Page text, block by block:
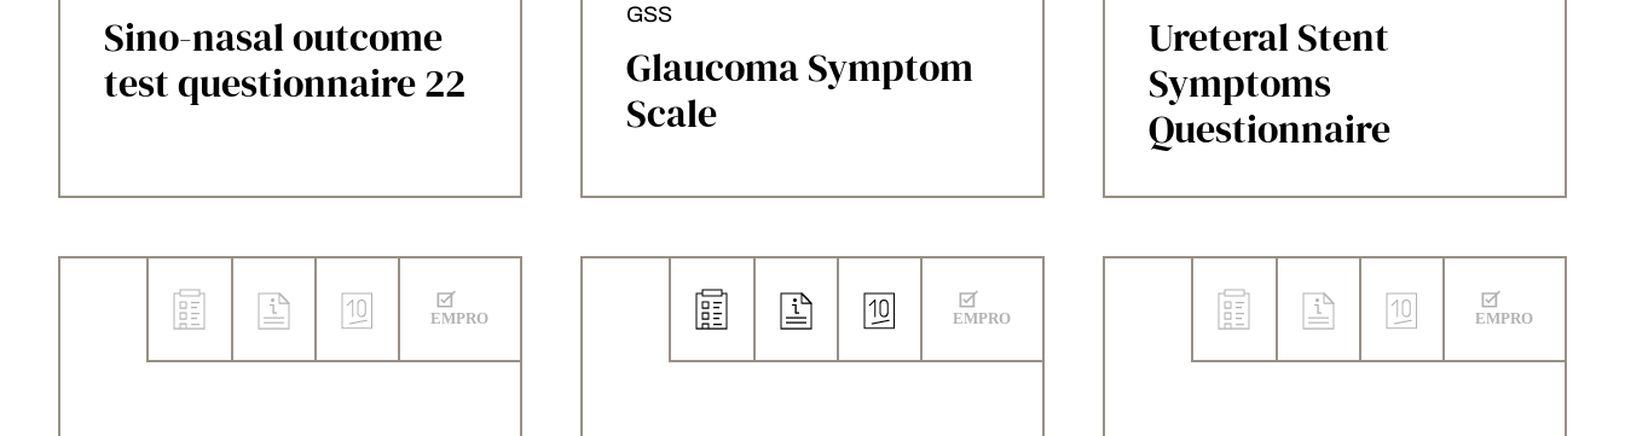
Sino-nasal outcome
test questionnaire 22
GSS
Glaucoma Symptom
Scale
Ureteral Stent
Symptoms
Questionnaire